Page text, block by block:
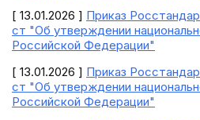
[ 13.01.2026 ] Приказ
ст "Об утверждении
Российской Федерации"
[ 13.01.2026 ] Приказ
ст "Об утверждении
Российской Федерации"